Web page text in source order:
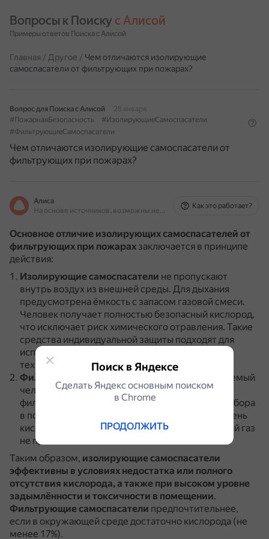
Вопросы к Поиску с Алисой
Примеры ответов Поиска с Алисой
Главная / Другое / Чем отличаются изолирующие
самоспасатели от фильтрующих при пожарах?
Вопрос для Поиска с Алисой
28 января
#ПожарнаяБезопасность
#ИзолирующиеСамоспасатели
#ФильтрующиеСамоспасатели
Чем отличаются изолирующие самоспасатели от
фильтрующих при пожарах?
Алиса
На основе источников, возможны неточности
Как это работает?
Основное отличие изолирующих самоспасателей от
фильтрующих при пожарах заключается в принципе
действия:
Изолирующие самоспасатели не пропускают
внутрь воздух из внешней среды. Для дыхания
предусмотрена ёмкость с запасом газовой смеси.
Человек получает полностью безопасный кислород,
что исключает риск химического отравления. Такие
средства индивидуальной защиты подходят для
использования не только при пожарах, но и при
техногенных авариях.
Фильтрующие самоспасатели
очищают вдыхаемый
человеком воздух с помощью одноразового
фильтра.
Выдыхаемый воздух выводится из прибора
в помещение.
Обычно используется, если уровень
кислорода не опускается ниже 17%, а углекислый газ
не превышает 1%.
Таким образом, изолирующие самоспасатели
эффективны в условиях недостатка или полного
отсутствия кислорода, а также при высоком уровне
задымлённости и токсичности в помещении.
Фильтрующие самоспасатели предпочтительнее,
если в окружающей среде достаточно кислорода (не
менее 17%).
Поиск в Яндексе
Сделать Яндекс основным поиском
в Сhrome
ПРОДОЛЖИТЬ